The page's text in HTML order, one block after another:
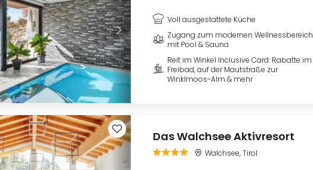
Voll ausgestattete Küche
Zugang zum modernen Wellnessbereich
mit Pool & Sauna
Reit im Winkel Inclusive Card: Rabatte im
Freibad, auf der Mautstraße zur
Winklmoos-Alm & mehr
Das Walchsee Aktivresort
Walchsee, Tirol